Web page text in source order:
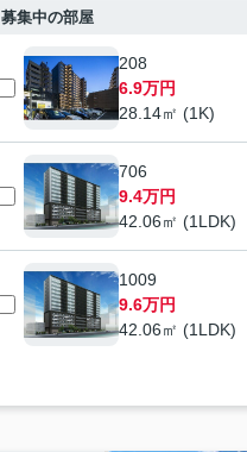
募集中の部屋
208
6.9万円
28.14㎡ (1K)
706
9.4万円
42.06㎡ (1LDK)
1009
9.6万円
42.06㎡ (1LDK)